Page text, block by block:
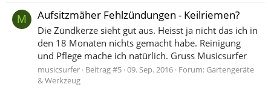
M Aufsitzmäher Fehlzündungen - Keilriemen?
Die Zündkerze sieht gut aus. Heisst ja nicht das ich in
den 18 Monaten nichts gemacht habe. Reinigung
und Pflege mache ich natürlich. Gruss Musicsurfer
musicsurfer Beitrag #5 09. Sep. 2016 Forum: Gartengeräte
& Werkzeug